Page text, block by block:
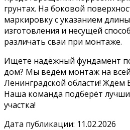
грунтах. На боковой
маркировку с указанием
изготовления и несущей
различать сваи при монтаже.
Ищете надёжный фундамент
дом? Мы ведём монтаж на
Ленинградской области! Ждём
Наша команда подберёт
участка!
Дата публикации: 11.02.2026